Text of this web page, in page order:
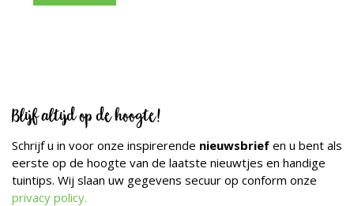
Blijf altijd op de hoogte!
Schrijf u in voor onze inspirerende nieuwsbrief en u bent als
eerste op de hoogte van de laatste nieuwtjes en handige
tuintips. Wij slaan uw gegevens secuur op conform onze
privacy policy.